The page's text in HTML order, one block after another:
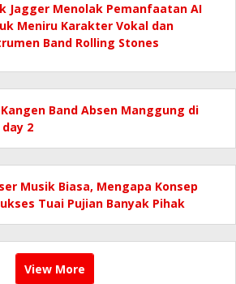
Jagger Menolak Pemanfaatan AI
Meniru Karakter Vokal dan
Band Rolling Stones
Band Absen Manggung di
2
Musik Biasa, Mengapa Konsep
Tuai Pujian Banyak Pihak
View More